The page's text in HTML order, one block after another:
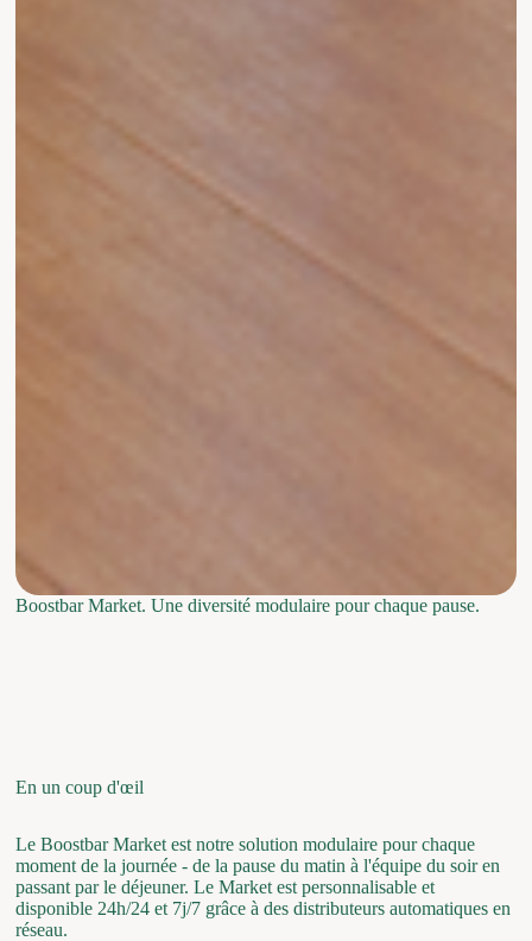
Boostbar Market. Une diversité modulaire pour chaque pause.
En un coup d'œil
Le Boostbar Market est notre solution modulaire pour chaque
moment de la journée - de la pause du matin à l'équipe du soir en
passant par le déjeuner. Le Market est personnalisable et
disponible 24h/24 et 7j/7 grâce à des distributeurs automatiques en
réseau.